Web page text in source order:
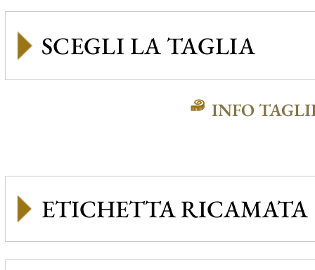
INFO
ETICHETTA RICAMATA